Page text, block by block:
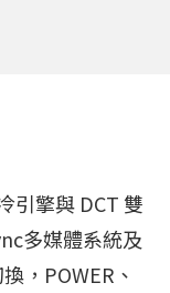
引擎與 DCT 雙
多媒體系統及
，POWER、